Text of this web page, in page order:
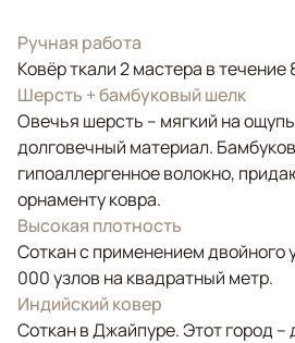
Ручная работа
Ковёр ткали 2 мастера в течение
Шерсть + бамбуковый шелк
Овечья шерсть – мягкий на
долговечный материал.
гипоаллергенное волокно,
орнаменту ковра.
Высокая плотность
Соткан с применением двойного
000 узлов на квадратный метр.
Индийский ковер
Соткан в Джайпуре. Этот город